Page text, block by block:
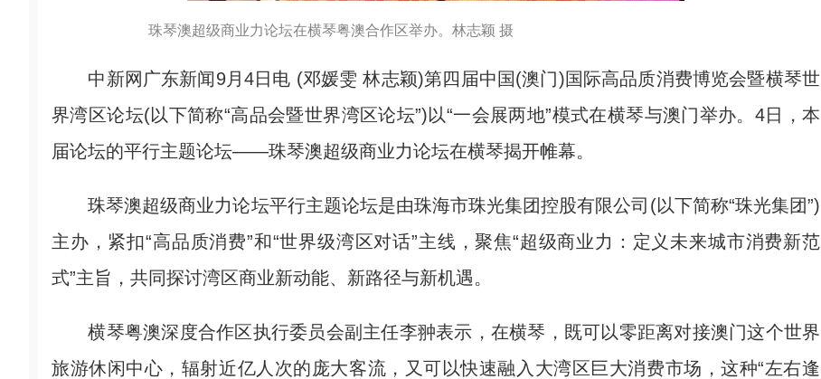
珠琴澳超级商业力论坛在横琴粤澳合作区举办。林志颖 摄
中新网广东新闻9月4日电 (邓媛雯 林志颖)第四届中国(澳门)国际高品质消费博览会暨横琴世
界湾区论坛(以下简称“高品会暨世界湾区论坛”)以“一会展两地”模式在横琴与澳门举办。4日，本
届论坛的平行主题论坛——珠琴澳超级商业力论坛在横琴揭开帷幕。
珠琴澳超级商业力论坛平行主题论坛是由珠海市珠光集团控股有限公司(以下简称“珠光集团”)
主办，紧扣“高品质消费”和“世界级湾区对话”主线，聚焦“超级商业力：定义未来城市消费新范
式”主旨，共同探讨湾区商业新动能、新路径与新机遇。
横琴粤澳深度合作区执行委员会副主任李翀表示，在横琴，既可以零距离对接澳门这个世界
旅游休闲中心，辐射近亿人次的庞大客流，又可以快速融入大湾区巨大消费市场，这种“左右逢